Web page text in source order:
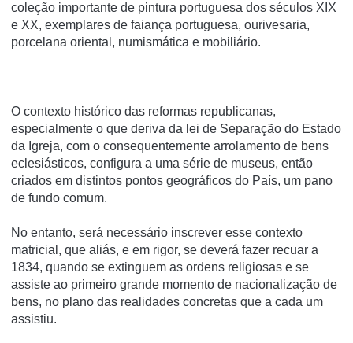
coleção importante de pintura portuguesa dos séculos XIX
e XX, exemplares de faiança portuguesa, ourivesaria,
porcelana oriental, numismática e mobiliário.
O contexto histórico das reformas republicanas,
especialmente o que deriva da lei de Separação do Estado
da Igreja, com o consequentemente arrolamento de bens
eclesiásticos, configura a uma série de museus, então
criados em distintos pontos geográficos do País, um pano
de fundo comum.
No entanto, será necessário inscrever esse contexto
matricial, que aliás, e em rigor, se deverá fazer recuar a
1834, quando se extinguem as ordens religiosas e se
assiste ao primeiro grande momento de nacionalização de
bens, no plano das realidades concretas que a cada um
assistiu.